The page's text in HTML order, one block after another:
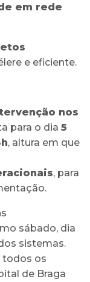
em rede
e eficiente.
nos
para o dia 5
, altura em que
, para
sábado, dia
sistemas.
todos os
de Braga